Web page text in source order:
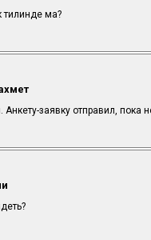
тилинде ма?
заявку отправил, пока